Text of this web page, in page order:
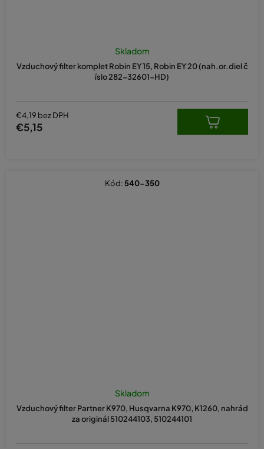
Vzduchový filter komplet Robin EY 15, Robin EY 20 (nah.or.diel č
íslo 282-32601-HD)
Skladom
€4,19 bez DPH
€5,15
Vzduchový filter Partner K970, Husqvarna K970, K1260, nahrád
za originál 510244103, 510244101
Skladom
Kód: 540-350